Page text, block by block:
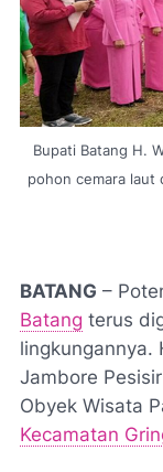
Bupati Batang H.
pohon cemara laut
BATANG –
Batang terus
lingkungannya.
Jambore
Obyek Wisata
Kecamatan